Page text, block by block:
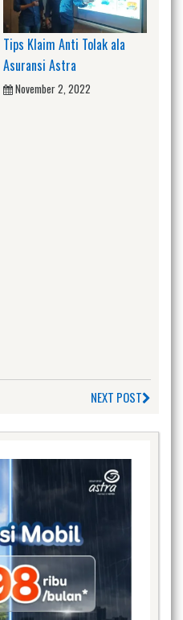
Tips Klaim Anti Tolak ala
Asuransi Astra
November 2, 2022
NEXT POST